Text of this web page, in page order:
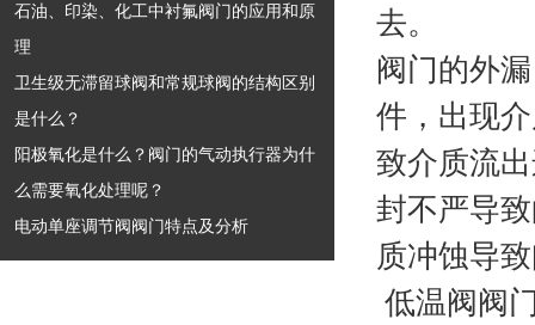
石油、印染、化工中衬氟阀门的应用和原
理
卫生级无滞留球阀和常规球阀的结构区别
是什么？
阳极氧化是什么？阀门的气动执行器为什
么需要氧化处理呢？
电动单座调节阀阀门特点及分析
去。
阀门的外
件，出现
致介质流
封不严导
质冲蚀导
低温阀阀